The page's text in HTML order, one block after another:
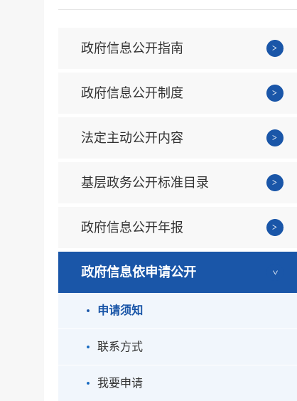
政府信息公开指南
政府信息公开制度
法定主动公开内容
基层政务公开标准目录
政府信息公开年报
政府信息依申请公开
申请须知
联系方式
我要申请